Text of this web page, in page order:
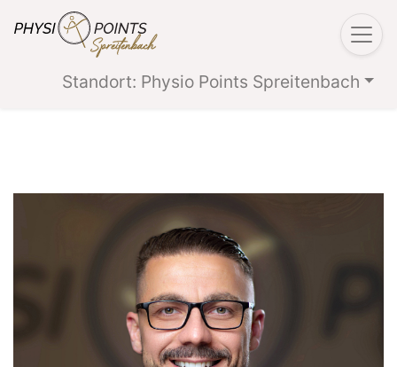
Standort: Physio Points Spreitenbach